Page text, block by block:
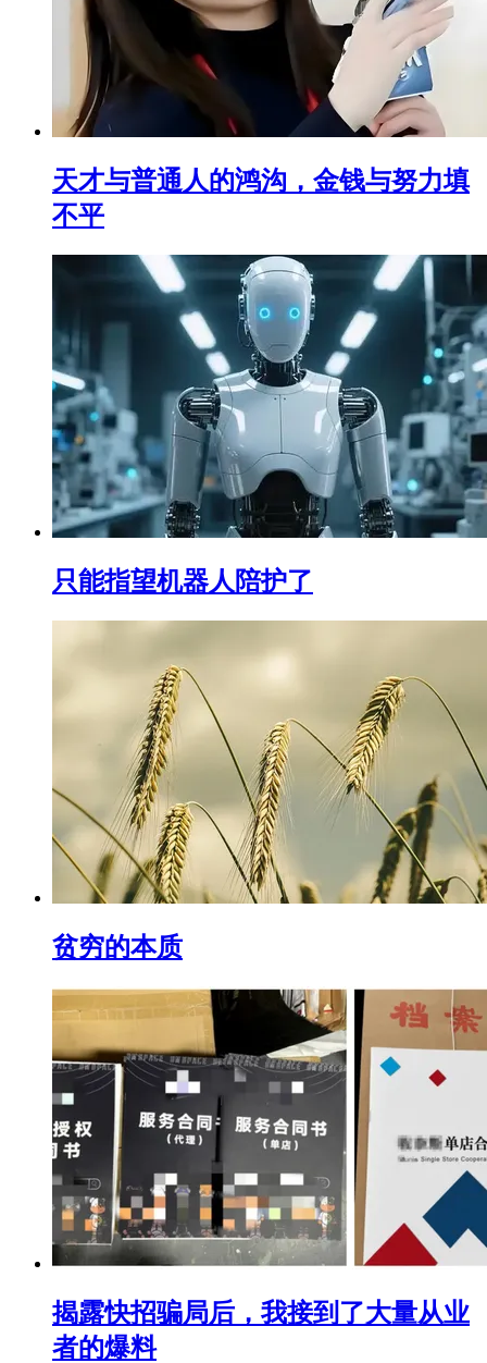
天才与普通人的鸿沟，金钱与努力填
不平
只能指望机器人陪护了
贫穷的本质
揭露快招骗局后，我接到了大量从业
者的爆料